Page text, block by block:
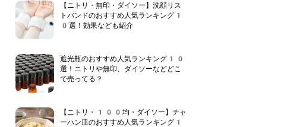
【ニトリ・無印・ダイソー】洗顔リス
トバンドのおすすめ人気ランキング1
0選！効果なども紹介
遮光瓶のおすすめ人気ランキング10
選！ニトリや無印、ダイソーなどどこ
で売ってる？
【ニトリ・100均・ダイソー】チャ
ーハン皿のおすすめ人気ランキング1